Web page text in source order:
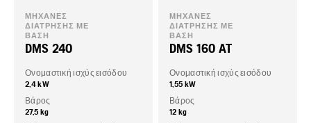
ΜΗΧΑΝΈΣ
ΔΙΆΤΡΗΣΗΣ ΜΕ
ΒΆΣΗ
DMS 240
Ονομαστική ισχύς εισόδου
2,4 kW
Βάρος
27,5 kg
ΜΗΧΑΝΈΣ
ΔΙΆΤΡΗΣΗΣ ΜΕ
ΒΆΣΗ
DMS 160 AT
Ονομαστική ισχύς εισόδου
1,55 kW
Βάρος
12 kg